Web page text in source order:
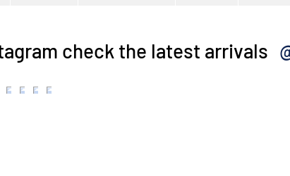
check the latest arrivals